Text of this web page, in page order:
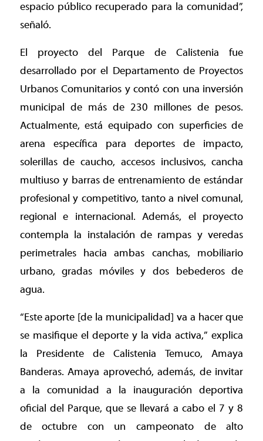
espacio público recuperado para la comunidad”,
señaló.
El proyecto del Parque de Calistenia fue
desarrollado por el Departamento de Proyectos
Urbanos Comunitarios y contó con una inversión
municipal de más de 230 millones de pesos.
Actualmente, está equipado con superficies de
arena específica para deportes de impacto,
solerillas de caucho, accesos inclusivos, cancha
multiuso y barras de entrenamiento de estándar
profesional y competitivo, tanto a nivel comunal,
regional e internacional. Además, el proyecto
contempla la instalación de rampas y veredas
perimetrales hacia ambas canchas, mobiliario
urbano, gradas móviles y dos bebederos de
agua.
“Este aporte [de la municipalidad] va a hacer que
se masifique el deporte y la vida activa,” explica
la Presidente de Calistenia Temuco, Amaya
Banderas. Amaya aprovechó, además, de invitar
a la comunidad a la inauguración deportiva
oficial del Parque, que se llevará a cabo el 7 y 8
de octubre con un campeonato de alto